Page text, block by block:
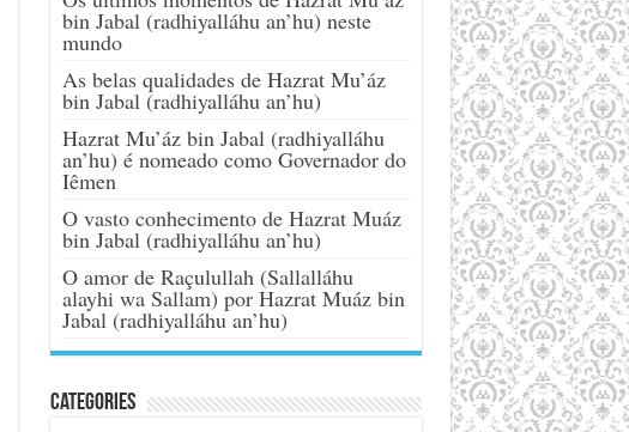
bin Jabal (radhiyalláhu an’hu) neste
mundo
As belas qualidades de Hazrat Mu’áz
bin Jabal (radhiyalláhu an’hu)
Hazrat Mu’áz bin Jabal (radhiyalláhu
an’hu) é nomeado como Governador do
Iêmen
O vasto conhecimento de Hazrat Muáz
bin Jabal (radhiyalláhu an’hu)
O amor de Raçulullah (Sallalláhu
alayhi wa Sallam) por Hazrat Muáz bin
Jabal (radhiyalláhu an’hu)
Categories